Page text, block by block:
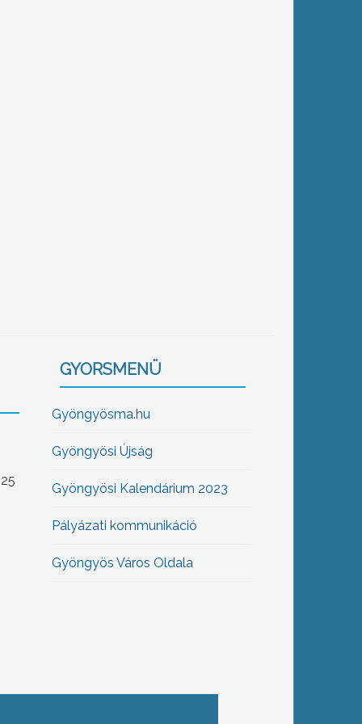
GYORSMENÜ
Gyöngyösma.hu
Gyöngyösi Újság
Gyöngyösi Kalendárium 2023
Pályázati kommunikáció
Gyöngyös Város Oldala